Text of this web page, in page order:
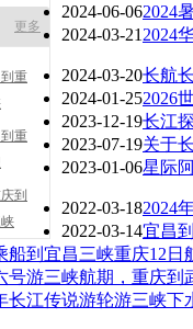
更多
重
重
到
2024-06-062024
2024-03-21 2024
2024-03-20长航
2024-01-252026
2023-12-19长江
2023-07-19关于
2023-01-06星际
2022-03-182024
2022-03-14宜昌
船到宜昌三峡重庆12
号游三峡航期，重庆到
长江传说游轮游三峡